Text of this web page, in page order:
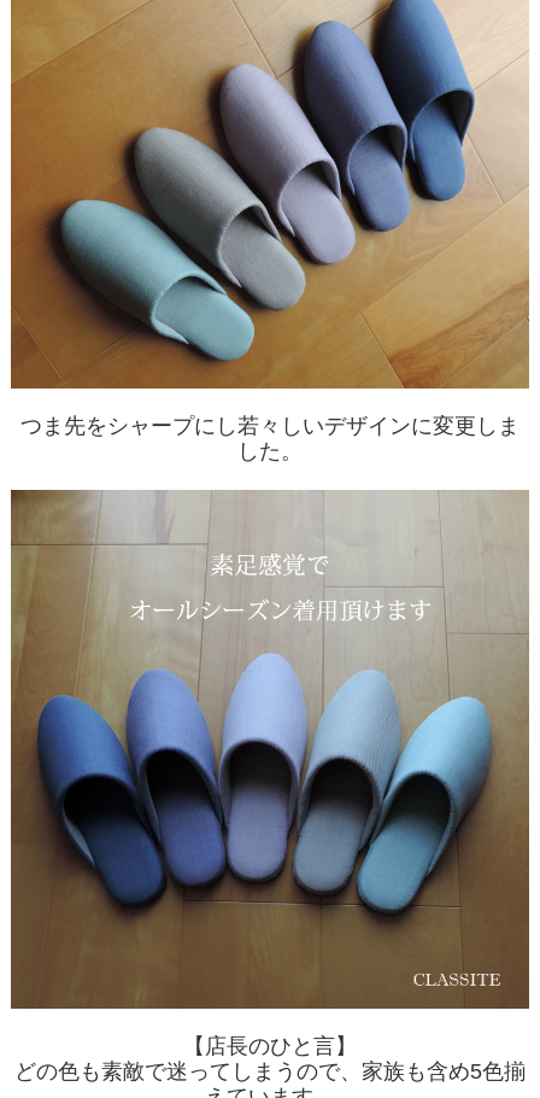
つま先をシャープにし若々しいデザインに変更しま
した。
【店長のひと言】
どの色も素敵で迷ってしまうので、家族も含め5色揃